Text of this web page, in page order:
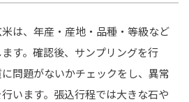
は、年産・産地・品種・等級など
す。確認後、サンプリングを行
問題がないかチェックをし、異常
います。張込行程では大きな石や